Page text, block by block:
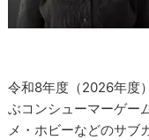
令和8年度（2026年度
ぶコンシューマーゲ
メ・ホビーなどのサブ